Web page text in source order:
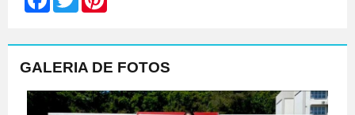
GALERIA DE FOTOS